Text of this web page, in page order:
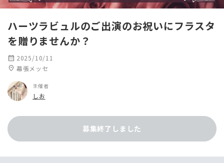
ハーツラビュルのご出演のお祝いにフラスタ
を贈りませんか？
calendar_month 2025/10/11
location_on 幕張メッセ
主催者
しお
募集終了しました